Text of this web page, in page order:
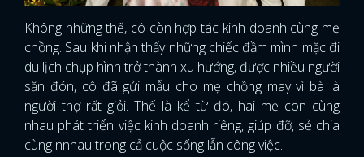
Không những thế, cô còn hợp tác kinh doanh cùng mẹ
chồng. Sau khi nhận thấy những chiếc đầm mình mặc đi
du lịch chụp hình trở thành xu hướng, được nhiều người
săn đón, cô đã gửi mẫu cho mẹ chồng may vì bà là
người thợ rất giỏi. Thế là kể từ đó, hai mẹ con cùng
nhau phát triển việc kinh doanh riêng, giúp đỡ, sẻ chia
cùng nnhau trong cả cuộc sống lẫn công việc.